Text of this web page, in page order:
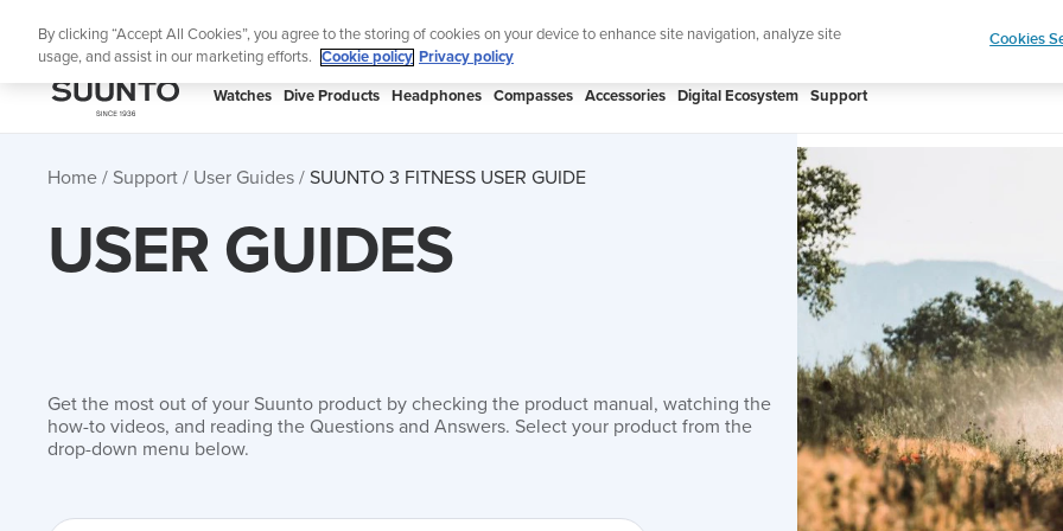
Lightweight sports watch designed for runners Shop
SUUNTO
Watches Dive Products Headphones Compasses Accessories Digital Ecosystem Support
Home Support User Guides SUUNTO 3 FITNESS USER GUIDE
USER GUIDES
Get the most out of your Suunto product by checking the product manual, watching the
how-to videos, and reading the Questions and Answers. Select your product from the
drop-down menu below.
By clicking “Accept All Cookies”, you agree to the storing of cookies on your device to enhance site navigation, analyze site
usage, and assist in our marketing efforts.
Cookie policy Privacy policy
Cookies